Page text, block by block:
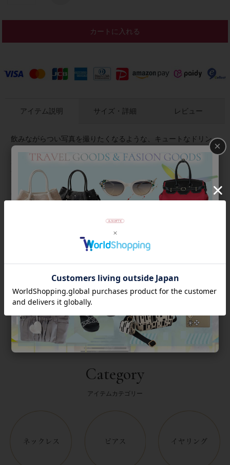
カートに入れる
アイテム説明
飲みながらつい写真を撮りたくなるような、キュートなドリン
クをモチーフにした半袖Tシャツ。インパクトのある遊び心あふ
れるデザインが、大人のデイリーな装いを楽しくしてくれま
す。コットンとポリエステルの混紡なので、綿のみのTシャツよ
りもさらりとした着心地でシワができにくいのもポイントで
す。
サイズ・詳細 レビュー
返品について
Category
アイテムカテゴリー
×